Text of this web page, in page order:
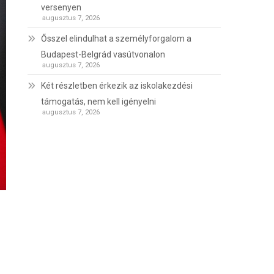
versenyen
augusztus 7, 2026
Ősszel elindulhat a személyforgalom a
Budapest-Belgrád vasútvonalon
augusztus 7, 2026
Két részletben érkezik az iskolakezdési
támogatás, nem kell igényelni
augusztus 7, 2026